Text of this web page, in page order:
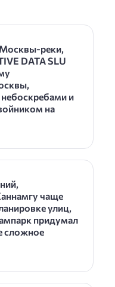
реки,
DATA SLU
и
на
чаще
улиц,
придумал
сложное